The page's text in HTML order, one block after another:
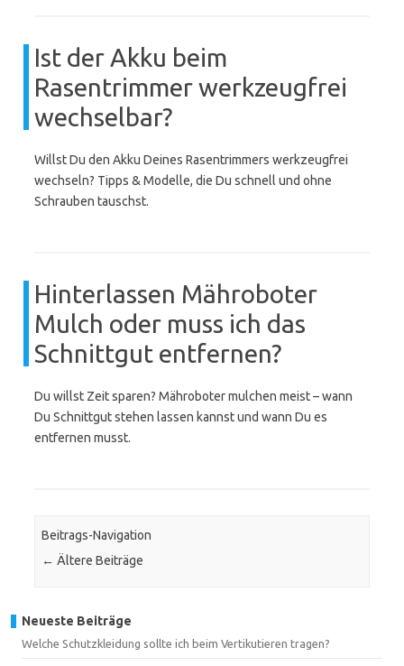
Ist der Akku beim
Rasentrimmer werkzeugfrei
wechselbar?
Willst Du den Akku Deines Rasentrimmers werkzeugfrei
wechseln? Tipps & Modelle, die Du schnell und ohne
Schrauben tauschst.
Hinterlassen Mähroboter
Mulch oder muss ich das
Schnittgut entfernen?
Du willst Zeit sparen? Mähroboter mulchen meist – wann
Du Schnittgut stehen lassen kannst und wann Du es
entfernen musst.
Beitrags-Navigation
← Ältere Beiträge
Neueste Beiträge
Welche Schutzkleidung sollte ich beim Vertikutieren tragen?